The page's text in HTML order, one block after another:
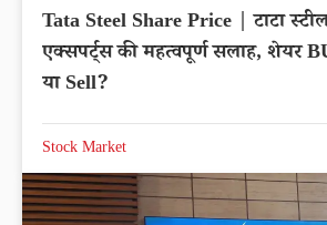
Tata Steel Share Price | टाटा
एक्सपर्ट्स की महत्वपूर्ण सलाह, शेयर
या Sell?
Stock Market